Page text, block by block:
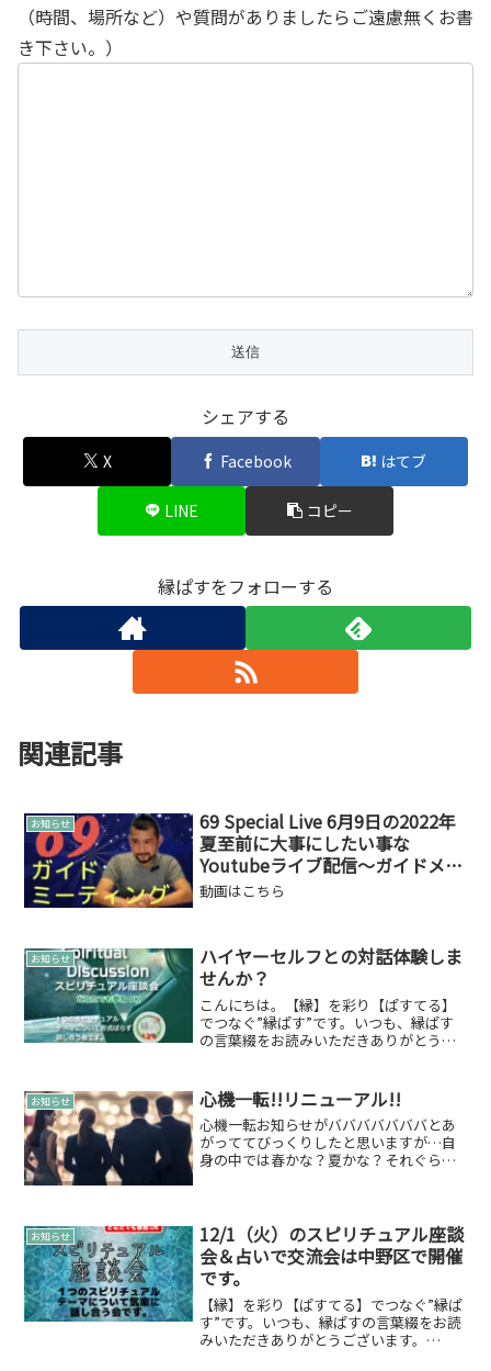
（時間、場所など）や質問がありましたらご遠慮無くお書
き下さい。）
シェアする
X Facebook はてブ
LINE コピー
縁ぱすをフォローする
関連記事
お知らせ
69 Special Live 6月9日の2022年
夏至前に大事にしたい事な
Youtubeライブ配信～ガイドメッ
セージスペシャル～(友助の会)
動画はこちら
お知らせ
ハイヤーセルフとの対話体験しま
せんか？
こんにちは。【縁】を彩り【ぱすてる】
でつなぐ”縁ぱす”です。いつも、縁ぱす
の言葉綴をお読みいただきありがとうご
日である06日に「スピリチュアル座談
会」を開催致します。...
お知らせ 心機一転!!リニューアル!!
心機一転お知らせがバババババババとあ
がっててびっくりしたと思いますが…自
身の中では春かな？夏かな？それぐらい
ャネリング・セッション（...
お知らせ
12/1（火）のスピリチュアル座談
会＆占いで交流会は中野区で開催
です。
【縁】を彩り【ぱすてる】でつなぐ”縁ぱ
す”です。いつも、縁ぱすの言葉綴をお読
みいただきありがとうございます。